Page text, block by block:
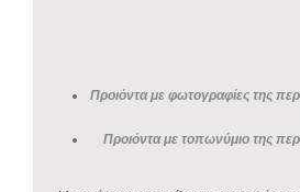
Προιόντα με φωτογραφίες της
Προιόντα με τοπωνύμιο της